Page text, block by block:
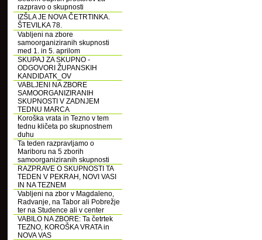
razpravo o skupnosti
IZŠLA JE NOVA ČETRTINKA.
ŠTEVILKA 78.
Vabljeni na zbore
samoorganiziranih skupnosti
med 1. in 5. aprilom
SKUPAJ ZA SKUPNO -
ODGOVORI ŽUPANSKIH
KANDIDATK_OV
VABLJENI NA ZBORE
SAMOORGANIZIRANIH
SKUPNOSTI V ZADNJEM
TEDNU MARCA
Koroška vrata in Tezno v tem
tednu kličeta po skupnostnem
duhu
Ta teden razpravljamo o
Mariboru na 5 zborih
samoorganiziranih skupnosti
RAZPRAVE O SKUPNOSTI TA
TEDEN V PEKRAH, NOVI VASI
IN NA TEZNEM
Vabljeni na zbor v Magdaleno,
Radvanje, na Tabor ali Pobrežje
ter na Studence ali v center
VABILO NA ZBORE: Ta četrtek
TEZNO, KOROŠKA VRATA in
NOVA VAS